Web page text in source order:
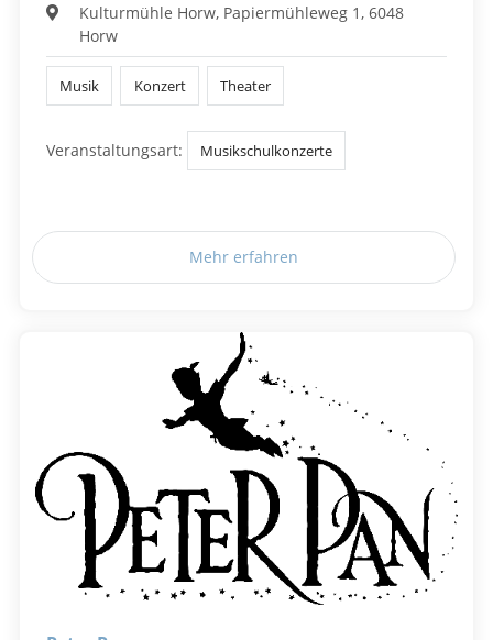
Kulturmühle Horw, Papiermühleweg 1, 6048
Horw
Musik Konzert Theater
Veranstaltungsart: Musikschulkonzerte
Mehr erfahren